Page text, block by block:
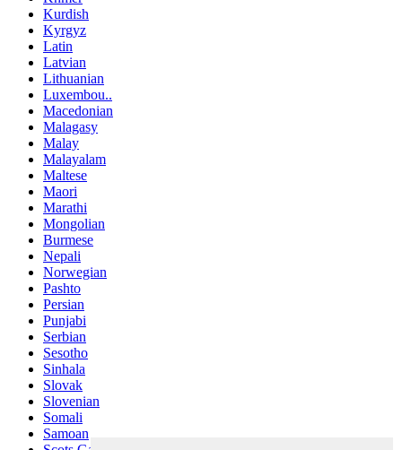
Kurdish
Kyrgyz
Latin
Latvian
Lithuanian
Luxembou..
Macedonian
Malagasy
Malay
Malayalam
Maltese
Maori
Marathi
Mongolian
Burmese
Nepali
Norwegian
Pashto
Persian
Punjabi
Serbian
Sesotho
Sinhala
Slovak
Slovenian
Somali
Samoan